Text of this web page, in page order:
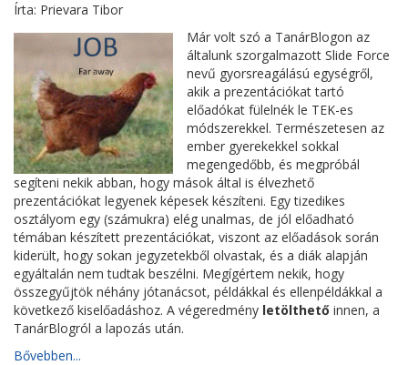
Írta: Prievara Tibor
Már volt szó a TanárBlogon az
általunk szorgalmazott Slide Force
nevű gyorsreagálású egységről,
akik a prezentációkat tartó
előadókat fülelnék le TEK-es
módszerekkel. Természetesen az
ember gyerekekkel sokkal
megengedőbb, és megpróbál
segíteni nekik abban, hogy mások által is élvezhető
prezentációkat legyenek képesek készíteni. Egy tizedikes
osztályom egy (számukra) elég unalmas, de jól előadható
témában készített prezentációkat, viszont az előadások során
kiderült, hogy sokan jegyzetekből olvastak, és a diák alapján
egyáltalán nem tudtak beszélni. Megígértem nekik, hogy
összegyűjtök néhány jótanácsot, példákkal és ellenpéldákkal a
következő kiselőadáshoz. A végeredmény letölthető innen, a
TanárBlogról a lapozás után.
Bővebben...